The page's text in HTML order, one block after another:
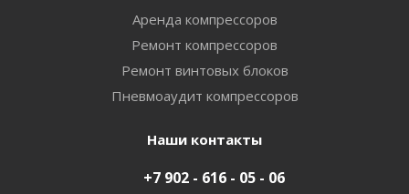
Аренда компрессоров
Ремонт компрессоров
Ремонт винтовых блоков
Пневмоаудит компрессоров
Наши контакты
+7 902 - 616 - 05 - 06